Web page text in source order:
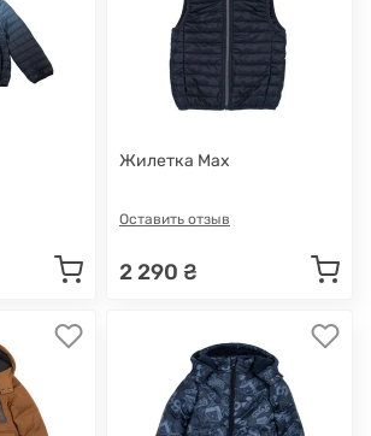
Жилетка Max
Оставить отзыв
2 290 ₴